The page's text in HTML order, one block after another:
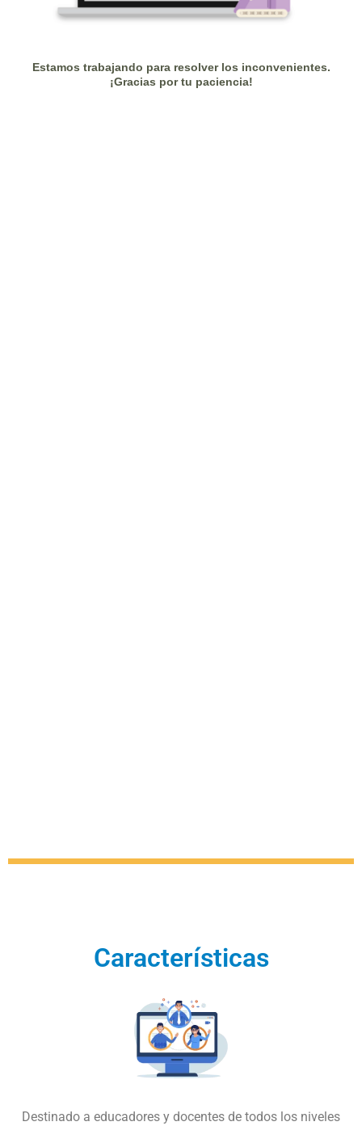
Características
Destinado a educadores y docentes de todos los niveles